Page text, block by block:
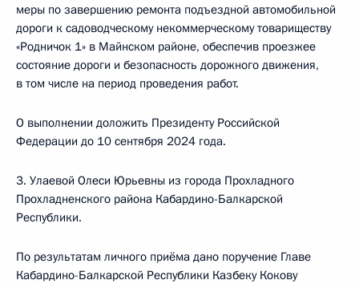
меры по завершению ремонта подъездной автомобильной
дороги к садоводческому некоммерческому товариществу
«Родничок 1» в Майнском районе, обеспечив проезжее
состояние дороги и безопасность дорожного движения,
в том числе на период проведения работ.
О выполнении доложить Президенту Российской
Федерации до 10 сентября 2024 года.
3. Улаевой Олеси Юрьевны из города Прохладного
Прохладненского района Кабардино-Балкарской
Республики.
По результатам личного приёма дано поручение Главе
Кабардино-Балкарской Республики Казбеку Кокову